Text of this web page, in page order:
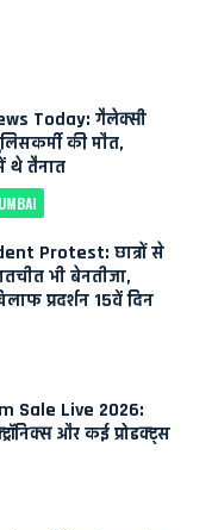
Today: गैलेक्सी
की मौत,
थे तैनात
Protest: छात्रों से
भी बेनतीजा,
प्रदर्शन 15वें दिन
Sale Live 2026:
और कई प्रोडक्ट्स